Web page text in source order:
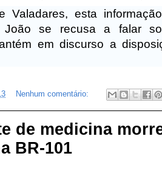
Valadares, esta
João se recusa a falar
em discurso a
Nenhum comentário:
de medicina
BR-101